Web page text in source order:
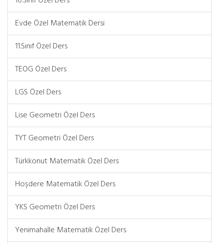
Evde Özel Matematik Dersi
11.Sınıf Özel Ders
TEOG Özel Ders
LGS Özel Ders
Lise Geometri Özel Ders
TYT Geometri Özel Ders
Türkkonut Matematik Özel Ders
Hoşdere Matematik Özel Ders
YKS Geometri Özel Ders
Yenimahalle Matematik Özel Ders